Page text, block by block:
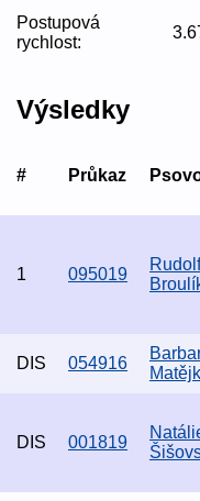
Postupová
rychlost:
Výsledky
# Průkaz
1 095019
Rudolf
DIS 054916
DIS 001819